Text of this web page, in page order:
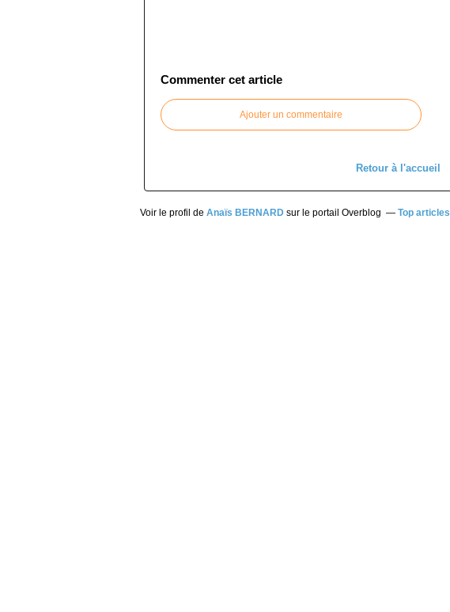
Commenter cet article
Ajouter un commentaire
Retour à l'accueil
Voir le profil de Anaïs BERNARDsur le portail Overblog Top articles